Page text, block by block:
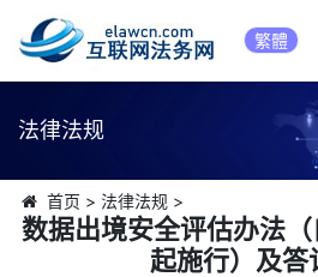
繁體
法律法规
首页 > 法律法规 >
数据出境安全评估办法
起施行）及答